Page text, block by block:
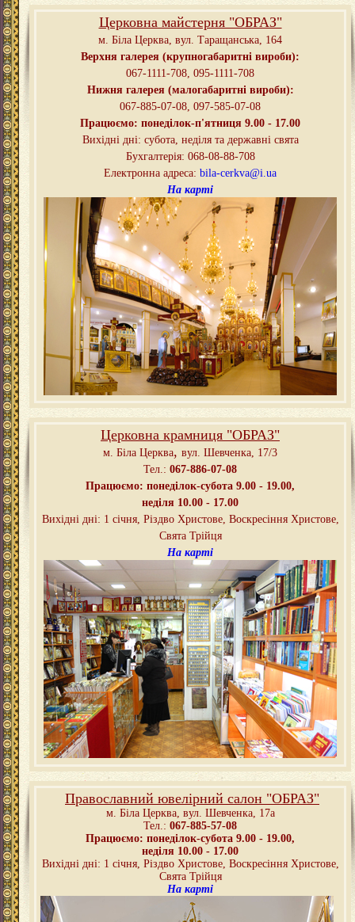
Церковна майстерня "ОБРАЗ"
м. Біла Церква, вул. Таращанська, 164
Верхня галерея (крупногабаритні вироби):
067-1111-708, 095-1111-708
Нижня галерея (малогабаритні вироби):
067-885-07-08, 097-585-07-08
Працюємо: понеділок-п'ятниця 9.00 - 17.00
Вихідні дні: субота, неділя та державні свята
Бухгалтерія: 068-08-88-708
Електронна адреса: bila-cerkva@i.ua
На карті
Церковна крамниця "ОБРАЗ"
м. Біла Церква, вул. Шевченка, 17/3
Тел.: 067-886-07-08
Працюємо: понеділок-субота 9.00 - 19.00,
неділя 10.00 - 17.00
Вихідні дні: 1 січня, Різдво Христове, Воскресіння Христове,
Свята Трійця
На карті
Православний ювелірний салон "ОБРАЗ"
м. Біла Церква, вул. Шевченка, 17а
Тел.: 067-885-57-08
Працюємо: понеділок-субота 9.00 - 19.00,
неділя 10.00 - 17.00
Вихідні дні: 1 січня, Різдво Христове, Воскресіння Христове,
Свята Трійця
На карті